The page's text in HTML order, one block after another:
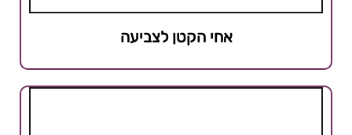
אחי הקטן לצביעה